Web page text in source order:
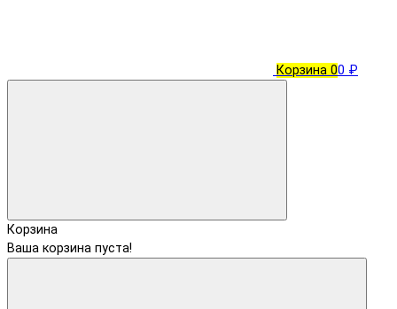
Корзина 00 ₽
Корзина
Ваша корзина пуста!